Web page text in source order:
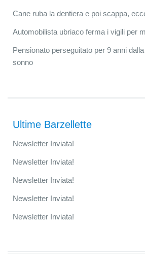
Cane ruba la dentiera e poi scappa,
Automobilista ubriaco ferma i vigili per
Pensionato perseguitato per 9 anni
sonno
Ultime Barzellette
Newsletter Inviata!
Newsletter Inviata!
Newsletter Inviata!
Newsletter Inviata!
Newsletter Inviata!